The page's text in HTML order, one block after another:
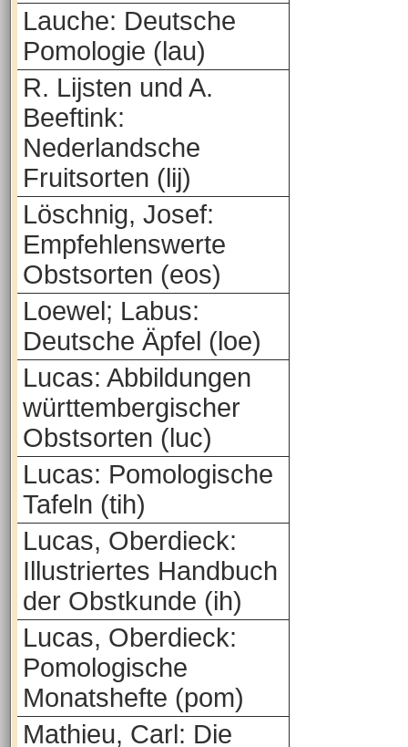
Lauche: Deutsche
Pomologie (lau)
R. Lijsten und A.
Beeftink:
Nederlandsche
Fruitsorten (lij)
Löschnig, Josef:
Empfehlenswerte
Obstsorten (eos)
Loewel; Labus:
Deutsche Äpfel (loe)
Lucas: Abbildungen
württembergischer
Obstsorten (luc)
Lucas: Pomologische
Tafeln (tih)
Lucas, Oberdieck:
Illustriertes Handbuch
der Obstkunde (ih)
Lucas, Oberdieck:
Pomologische
Monatshefte (pom)
Mathieu, Carl: Die